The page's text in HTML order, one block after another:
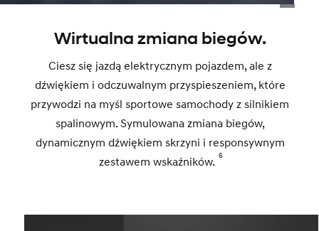
Wirtualna zmiana biegów.
Ciesz się jazdą elektrycznym pojazdem, ale z
dźwiękiem i odczuwalnym przyspieszeniem, które
przywodzi na myśl sportowe samochody z silnikiem
spalinowym. Symulowana zmiana biegów,
dynamicznym dźwiękiem skrzyni i responsywnym
zestawem wskaźników. 6